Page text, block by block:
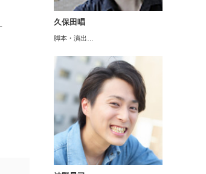
久保田唱
脚本・演出…